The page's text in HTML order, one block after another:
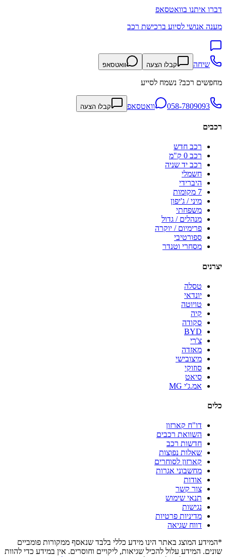
דברו איתנו בוואטסאפ
מענה אנושי לסיוע ברכישת רכב
שיחה קבלו הצעה וואטסאפ
מחפשים רכב? נשמח לסייע
058-7809093 וואטסאפ קבלו הצעה
רכבים
רכב חדש
רכב 0 ק"מ
רכב יד שניה
חשמלי
היברידי
7 מקומות
מיני / ג'יפון
משפחתי
מנהלים / גדול
פרימיום / יוקרה
ספורטיבי
מסחרי וטנדר
יצרנים
טסלה
יונדאי
טויוטה
קיה
סקודה
BYD
צ'רי
מאזדה
מיצובישי
סוזוקי
סיאט
אמ.ג'י MG
כלים
דו"ח קארזון
השוואת רכבים
חדשות רכב
שאלות נפוצות
קארזון לסוחרים
מחשבוני אגרות
אודות
צור קשר
תנאי שימוש
נגישות
מדיניות פרטיות
דווח שגיאה
*המידע המוצג באתר הינו מידע כללי בלבד שנאסף ממקורות פומביים
שונים. המידע עלול להכיל שגיאות, ליקויים וחוסרים. אין במידע כדי להוות